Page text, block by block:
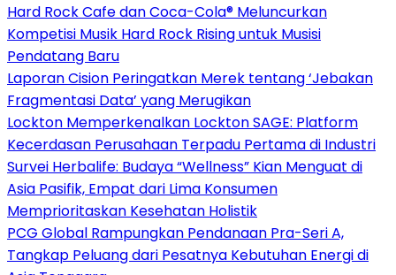
Hard Rock Cafe dan Coca-Cola® Meluncurkan
Kompetisi Musik Hard Rock Rising untuk Musisi
Pendatang Baru
Laporan Cision Peringatkan Merek tentang ‘Jebakan
Fragmentasi Data’ yang Merugikan
Lockton Memperkenalkan Lockton SAGE: Platform
Kecerdasan Perusahaan Terpadu Pertama di Industri
Survei Herbalife: Budaya “Wellness” Kian Menguat di
Asia Pasifik, Empat dari Lima Konsumen
Memprioritaskan Kesehatan Holistik
PCG Global Rampungkan Pendanaan Pra-Seri A,
Tangkap Peluang dari Pesatnya Kebutuhan Energi di